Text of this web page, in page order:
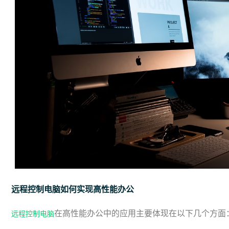
远程控制电脑如何实现高性能办公
远程控制电脑在高性能办公中的应用主要体现在以下几个方面